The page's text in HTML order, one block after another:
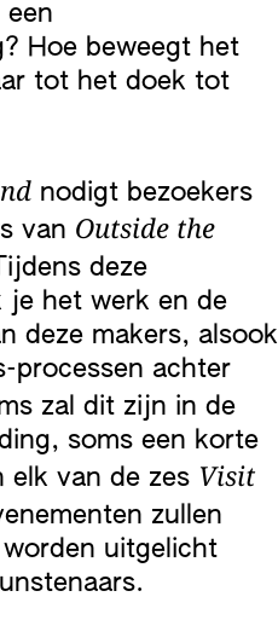
een
Hoe beweegt het
tot het doek tot
nodigt bezoekers
van Outside the
deze
je het werk en de
deze makers, alsook
processen achter
zal dit zijn in de
soms een korte
elk van de zes Visit
zullen
uitgelicht